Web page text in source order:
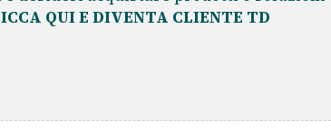
QUI E DIVENTA CLIENTE TD